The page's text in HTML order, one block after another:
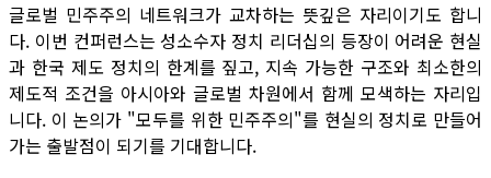
글로벌 민주주의 네트워크가 교차하는 뜻깊은 자리이기도 합니
다. 이번 컨퍼런스는 성소수자 정치 리더십의 등장이 어려운 현실
과 한국 제도 정치의 한계를 짚고, 지속 가능한 구조와 최소한의
제도적 조건을 아시아와 글로벌 차원에서 함께 모색하는 자리입
니다. 이 논의가 "모두를 위한 민주주의"를 현실의 정치로 만들어
가는 출발점이 되기를 기대합니다.